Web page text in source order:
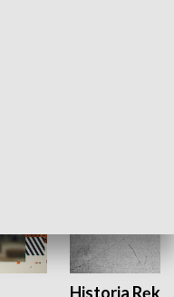
Historia Ręką